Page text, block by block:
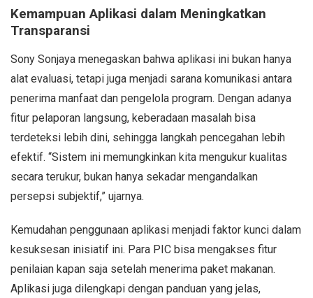
Kemampuan Aplikasi dalam Meningkatkan
Transparansi
Sony Sonjaya menegaskan bahwa aplikasi ini bukan hanya
alat evaluasi, tetapi juga menjadi sarana komunikasi antara
penerima manfaat dan pengelola program. Dengan adanya
fitur pelaporan langsung, keberadaan masalah bisa
terdeteksi lebih dini, sehingga langkah pencegahan lebih
efektif. “Sistem ini memungkinkan kita mengukur kualitas
secara terukur, bukan hanya sekadar mengandalkan
persepsi subjektif,” ujarnya.
Kemudahan penggunaan aplikasi menjadi faktor kunci dalam
kesuksesan inisiatif ini. Para PIC bisa mengakses fitur
penilaian kapan saja setelah menerima paket makanan.
Aplikasi juga dilengkapi dengan panduan yang jelas,